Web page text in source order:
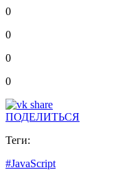
0
0
0
0
ПОДЕЛИТЬСЯ
Теги:
#JavaScript